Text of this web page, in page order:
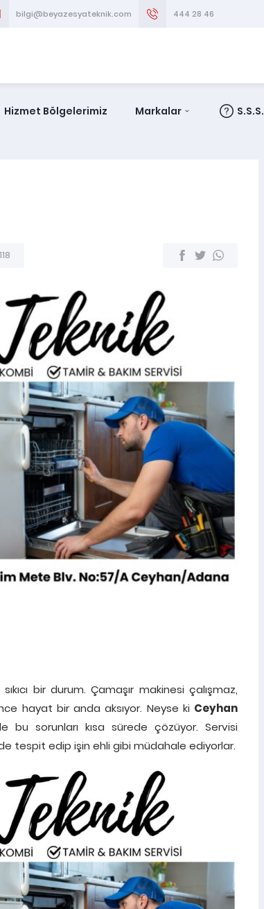
bilgi@beyazesyateknik.com 444 28 46
Hizmet Bölgelerimiz Markalar S.S.S.
118
bir durum. Çamaşır makinesi çalışmaz,
hayat bir anda aksıyor. Neyse ki Ceyhan
bu sorunları kısa sürede çözüyor. Servisi
tespit edip işin ehli gibi müdahale ediyorlar.